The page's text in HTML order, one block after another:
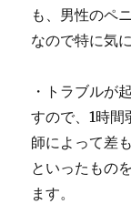
も、男性のペ
なので特に気
・トラブルが
すので、1時
師によって差
といったもの
ます。